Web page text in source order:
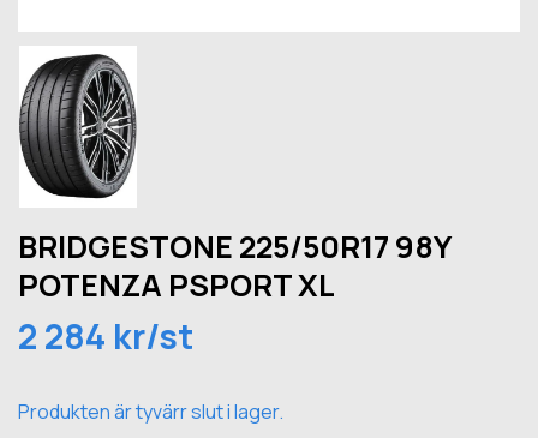
BRIDGESTONE 225/50R17 98Y
POTENZA PSPORT XL
2 284 kr/st
Produkten är tyvärr slut i lager.